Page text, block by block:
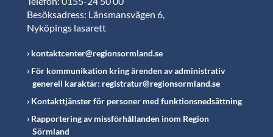
Besöksadress: Länsmansvägen 6,
Nyköpings lasarett
kontaktcenter@regionsormland.se
För kommunikation kring ärenden av administrativ
generell karaktär: registratur@regionsormland.se
Kontakttjänster för personer med funktionsnedsättning
Rapportering av missförhållanden inom Region
Sörmland